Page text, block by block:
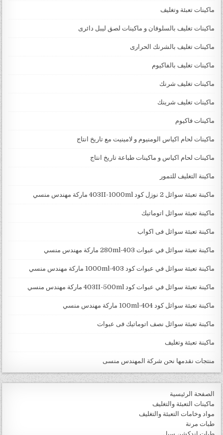
ماكينات تعبئة وتغليف
ماكينات تغليف بالسلوفان و ماكينات لصق ليبل دائرى
ماكينات تغليف بالشرنك الحرارى
ماكينات تغليف بالفاكيوم
ماكينات تغليف شرنك
ماكينات تغليف شرينك
ماكينات فاكيوم
ماكينات لحام اكياس الومنيوم و لامينيت مع تاريخ انتاج
ماكينات لحام اكياس و ماكينات طباعة تاريخ انتاج
ماكينة التغليف للتمور
ماكينة تعبئة سوائل 2 نوزل كود 403II-1000ml ماركة مهندس منسي
ماكينة تعبئة سوائل اتوماتيك
ماكينة تعبئة سوائل فى اكواب
ماكينة تعبئة سوائل في عبوات 403-280ml ماركة مهندس منسي
ماكينة تعبئة سوائل في عبوات كود 403-1000ml ماركة مهندس منسي
ماكينة تعبئة سوائل في عبوات كود 403II-500ml ماركة مهندس منسي
ماكينة تعبئة سوائل كود 404-100ml ماركة مهندس منسي
ماكينة تعبئة سوائل نصف اتوماتيك فى عبوات
ماكينة تعبئة وتغليف
منتجات نقدمها نحن شركة المهندس منسى
الصفحة الرئيسية
ماكينات التعبئة والتغليف
مواد وخامات التعبئة والتغليف
طبات مرنة